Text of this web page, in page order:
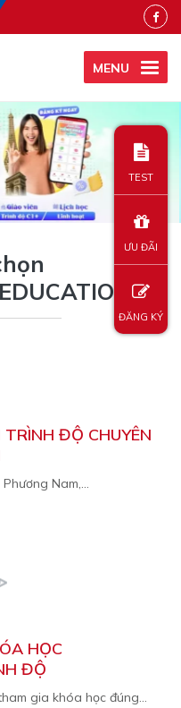
MENU
ĐỘ CHUYÊN
Nam,...
HỌC
ĐỘ
gia khóa học đúng...
TEST
ƯU ĐÃI
ĐĂNG KÝ